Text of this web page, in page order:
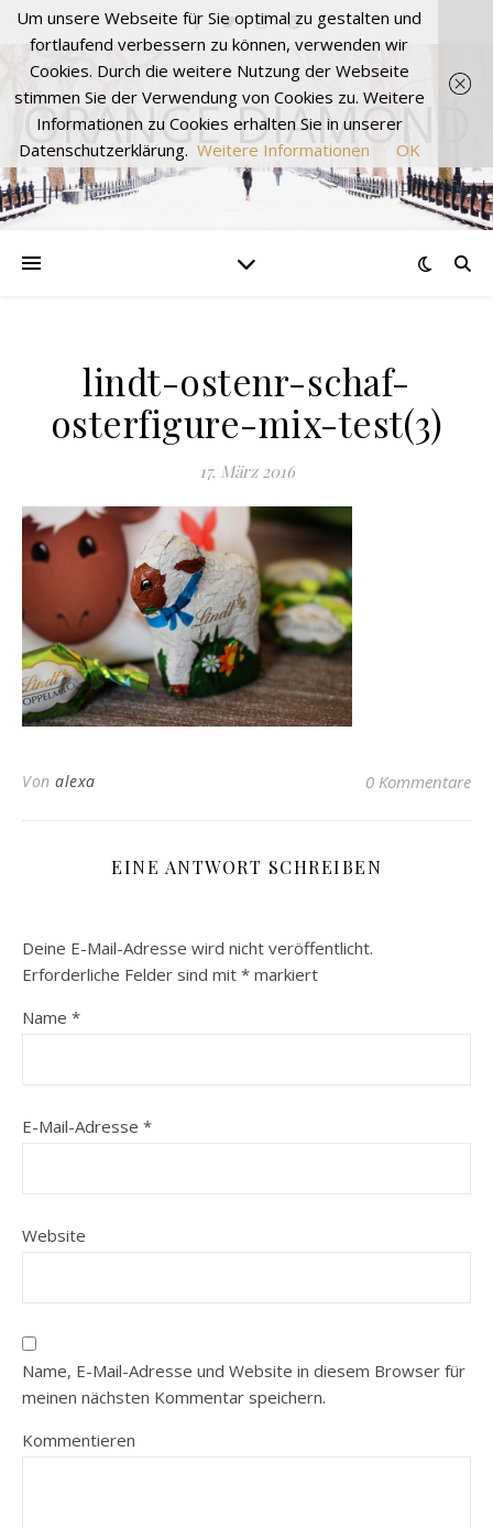
ORANGE DIAMOND
lindt-ostenr-schaf-
osterfigure-mix-test(3)
17. März 2016
Von alexa 0 Kommentare
EINE ANTWORT SCHREIBEN
Deine E-Mail-Adresse wird nicht veröffentlicht.
Erforderliche Felder sind mit * markiert
Name *
E-Mail-Adresse *
Website
Name, E-Mail-Adresse und Website in diesem Browser für
meinen nächsten Kommentar speichern.
Kommentieren
Um unsere Webseite für Sie optimal zu gestalten und
fortlaufend verbessern zu können, verwenden wir
Cookies. Durch die weitere Nutzung der Webseite
stimmen Sie der Verwendung von Cookies zu. Weitere
Informationen zu Cookies erhalten Sie in unserer
Datenschutzerklärung. Weitere Informationen OK